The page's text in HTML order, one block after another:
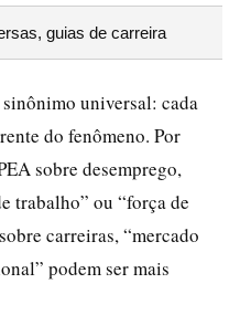
guias de carreira
universal: cada
do fenômeno. Por
sobre desemprego,
trabalho” ou “força de
carreiras, “mercado
podem ser mais